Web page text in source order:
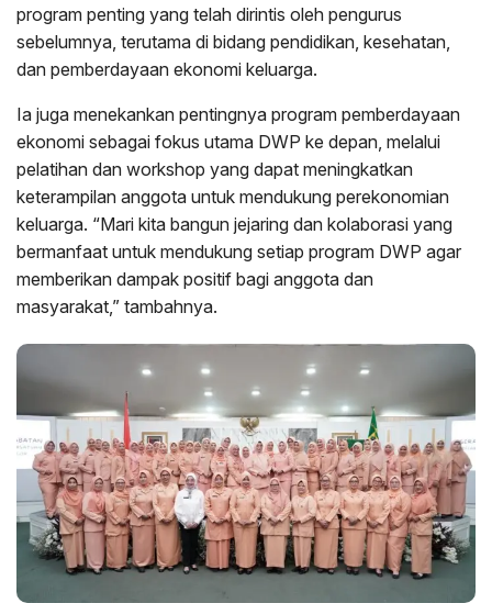
program penting yang telah dirintis oleh pengurus
sebelumnya, terutama di bidang pendidikan, kesehatan,
dan pemberdayaan ekonomi keluarga.
Ia juga menekankan pentingnya program pemberdayaan
ekonomi sebagai fokus utama DWP ke depan, melalui
pelatihan dan workshop yang dapat meningkatkan
keterampilan anggota untuk mendukung perekonomian
keluarga. “Mari kita bangun jejaring dan kolaborasi yang
bermanfaat untuk mendukung setiap program DWP agar
memberikan dampak positif bagi anggota dan
masyarakat,” tambahnya.